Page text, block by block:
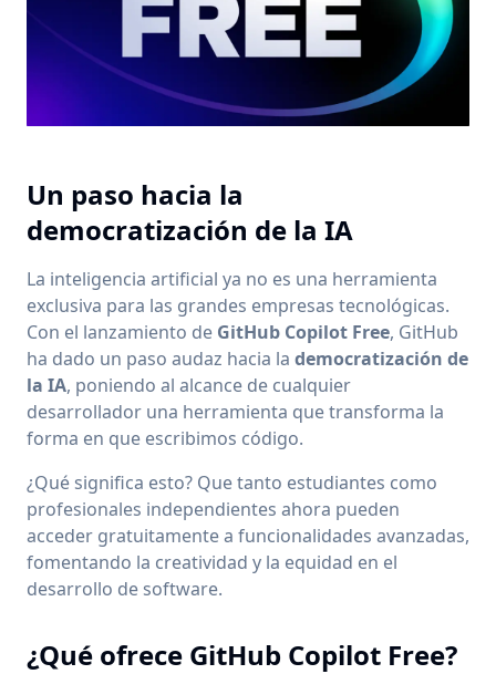
Un paso hacia la
democratización de la IA
La inteligencia artificial ya no es una herramienta
exclusiva para las grandes empresas tecnológicas.
Con el lanzamiento de GitHub Copilot Free, GitHub
ha dado un paso audaz hacia la democratización de
la IA, poniendo al alcance de cualquier
desarrollador una herramienta que transforma la
forma en que escribimos código.
¿Qué significa esto? Que tanto estudiantes como
profesionales independientes ahora pueden
acceder gratuitamente a funcionalidades avanzadas,
fomentando la creatividad y la equidad en el
desarrollo de software.
¿Qué ofrece GitHub Copilot Free?